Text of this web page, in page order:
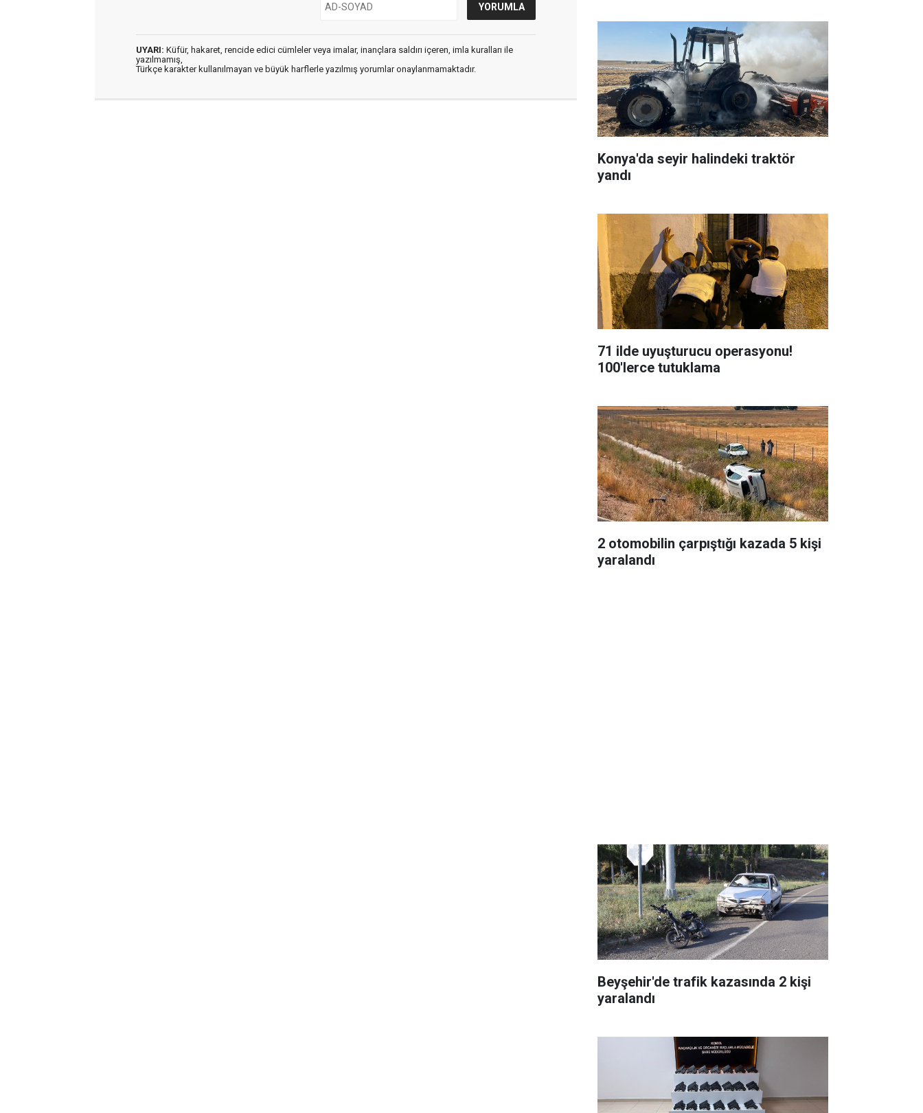
UYARI: Küfür, hakaret, rencide edici cümleler veya imalar, inançlara saldırı içeren, imla kuralları ile
yazılmamış,
Türkçe karakter kullanılmayan ve büyük harflerle yazılmış yorumlar onaylanmamaktadır.
Konya'da seyir halindeki traktör
yandı
71 ilde uyuşturucu operasyonu!
100'lerce tutuklama
2 otomobilin çarpıştığı kazada 5 kişi
yaralandı
Beyşehir'de trafik kazasında 2 kişi
yaralandı